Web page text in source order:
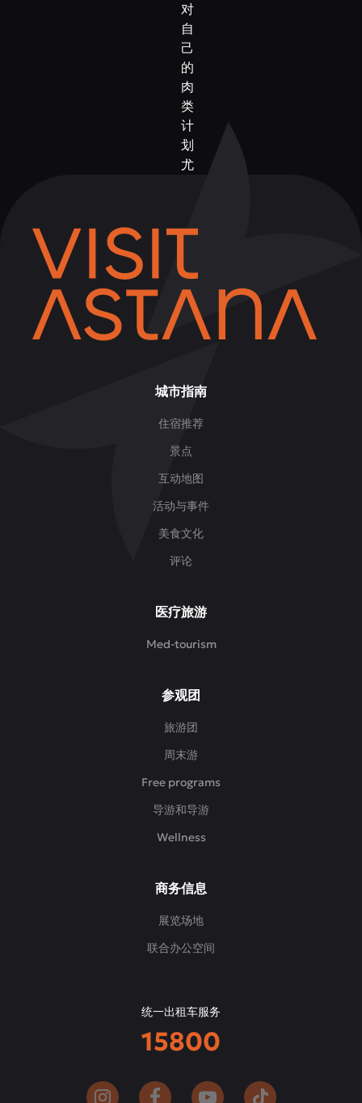
对
自
己
的
肉
类
计
划
尤
大
理
石
PRIME
牛
在
木
烤
架
上
精
烤
并
至
熟，
以
呈
现
出
地
风
城市指南
住宿推荐
景点
互动地图
活动与事件
美食文化
评论
医疗旅游
Med-tourism
参观团
旅游团
周末游
Free programs
导游和导游
Wellness
商务信息
展览场地
联合办公空间
统一出租车服务
15800